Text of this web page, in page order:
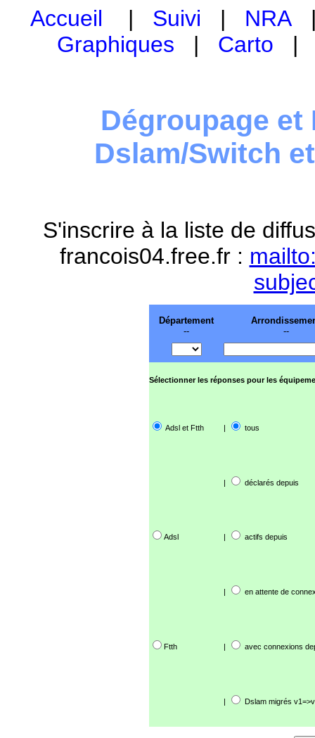
Accueil | Suivi | NRA
Graphiques | Carto
Dégroupage et
Dslam/Switch
S'inscrire à la liste de
francois04.free.fr :
Département
--
--
Sélectionner les réponses pour les
Adsl et Ftth | tous
| déclarés depuis
Adsl | actifs depuis
| en attente de
Ftth | avec connexions
| Dslam migrés